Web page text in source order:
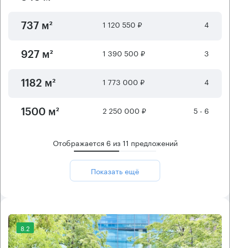
737 м² 1 120 550 ₽ 4
927 м² 1 390 500 ₽ 3
1182 м² 1 773 000 ₽ 4
1500 м² 2 250 000 ₽ 5 - 6
Отображается 6 из11 предложений
Показать ещё
8.2